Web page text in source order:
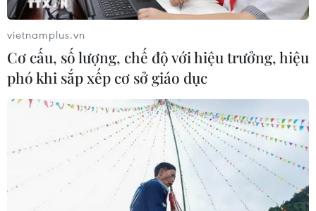
vietnamplus.vn
Cơ cấu, số lượng, chế độ với hiệu trưởng, hiệu
phó khi sắp xếp cơ sở giáo dục